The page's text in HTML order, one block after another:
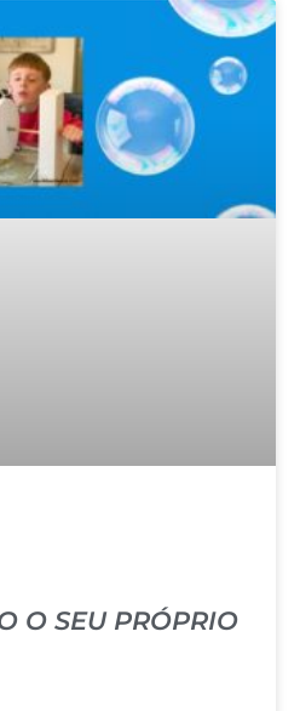
O SEU PRÓPRIO